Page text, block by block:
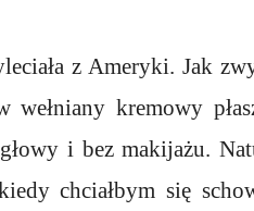
z Ameryki. Jak
wełniany kremowy
i bez makijażu.
chciałbym się